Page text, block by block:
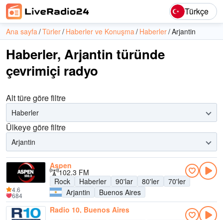
Türkçe
Ana sayfa Türler Haberler ve Konuşma Haberler Arjantin
Haberler, Arjantin türünde
çevrimiçi radyo
Alt türe göre filtre
Haberler
Ülkeye göre filtre
Arjantin
Aspen
102.3 FM
Rock
Haberler 90'lar 80'ler
70'ler
Arjantin
Buenos Aires
4.6
684
Radio 10, Buenos Aires